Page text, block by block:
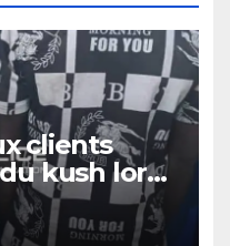
clients
kush lors
police dans